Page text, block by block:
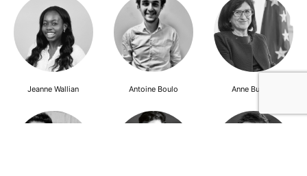
Jeanne Wallian Antoine Boulo Anne Bucher